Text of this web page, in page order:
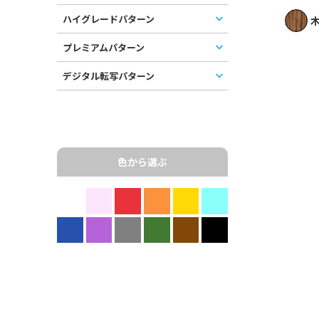
ハイグレードパターン
プレミアムパターン
デジタル転写パターン
色から選ぶ